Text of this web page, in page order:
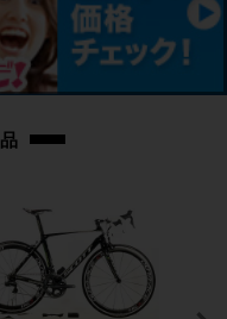
どの付属品に関しては写真に
ください。